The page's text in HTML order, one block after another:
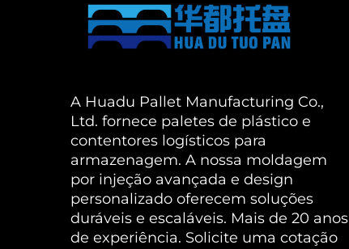
A Huadu Pallet Manufacturing Co.,
Ltd. fornece paletes de plástico e
contentores logísticos para
armazenagem. A nossa moldagem
por injeção avançada e design
personalizado oferecem soluções
duráveis e escaláveis. Mais de 20 anos
de experiência. Solicite uma cotação